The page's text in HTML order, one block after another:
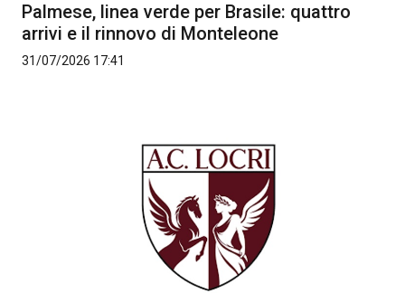
Palmese, linea verde per Brasile: quattro
arrivi e il rinnovo di Monteleone
31/07/2026 17:41